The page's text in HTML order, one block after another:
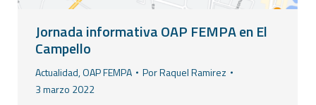
Jornada informativa OAP FEMPA en El
Campello
Actualidad,OAP FEMPA PorRaquel Ramirez
3 marzo 2022